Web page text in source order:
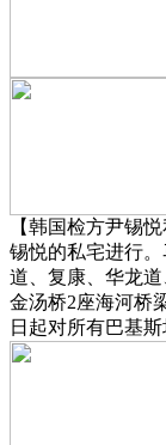
【韩国检方尹锡
锡悦的私宅进行
道、复康、华龙道
金汤桥2座海河桥
日起对所有巴基